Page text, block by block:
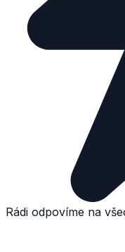
Rádi odpovíme na